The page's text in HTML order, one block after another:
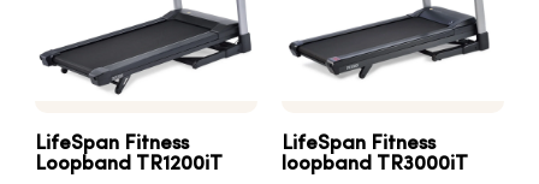
LifeSpan Fitness
Loopband TR1200iT
LifeSpan Fitness
loopband TR3000iT